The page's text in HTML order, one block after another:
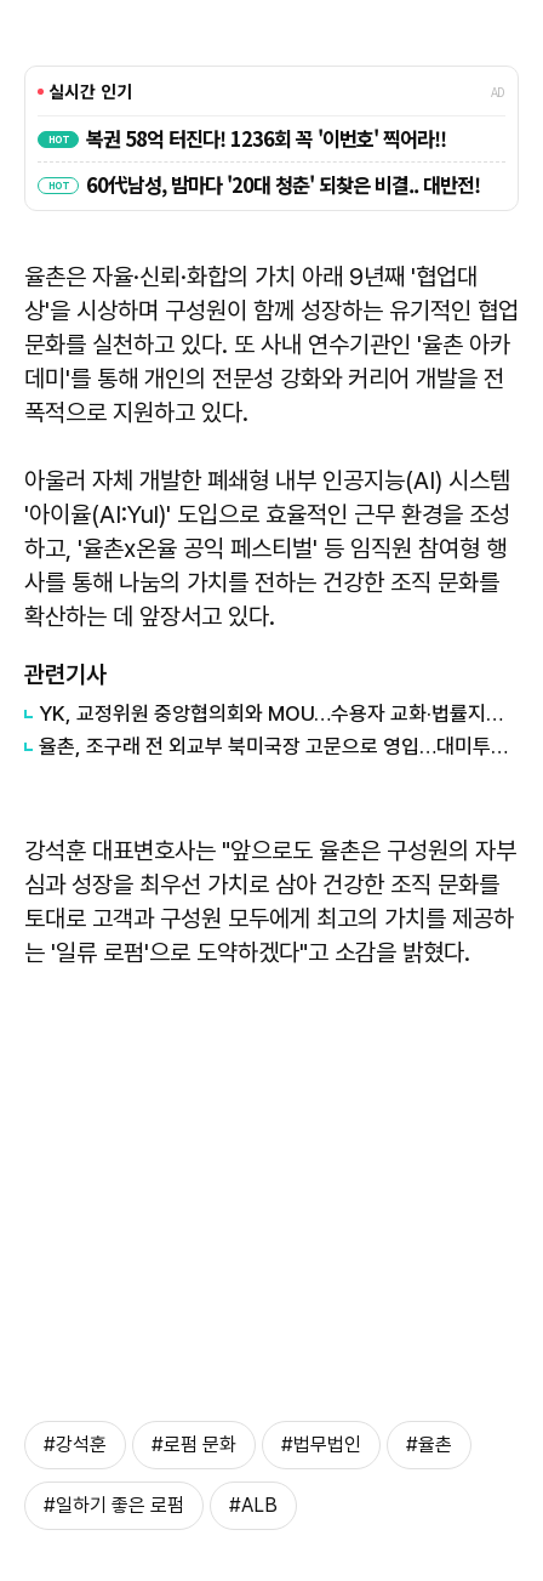
율촌은 자율·신뢰·화합의 가치 아래 9년째 '협업대
상'을 시상하며 구성원이 함께 성장하는 유기적인 협업
문화를 실천하고 있다. 또 사내 연수기관인 '율촌 아카
데미'를 통해 개인의 전문성 강화와 커리어 개발을 전
폭적으로 지원하고 있다.
아울러 자체 개발한 폐쇄형 내부 인공지능(AI) 시스템
'아이율(AI:Yul)' 도입으로 효율적인 근무 환경을 조성
하고, '율촌x온율 공익 페스티벌' 등 임직원 참여형 행
사를 통해 나눔의 가치를 전하는 건강한 조직 문화를
확산하는 데 앞장서고 있다.
관련기사
YK, 교정위원 중앙협의회와 MOU…수용자 교화·법률지원 협력
율촌, 조구래 전 외교부 북미국장 고문으로 영입…대미투자 대응 역량 강화
강석훈 대표변호사는 "앞으로도 율촌은 구성원의 자부
심과 성장을 최우선 가치로 삼아 건강한 조직 문화를
토대로 고객과 구성원 모두에게 최고의 가치를 제공하
는 '일류 로펌'으로 도약하겠다"고 소감을 밝혔다.
#강석훈 #로펌 문화 #법무법인 #율촌
#일하기 좋은 로펌 #ALB